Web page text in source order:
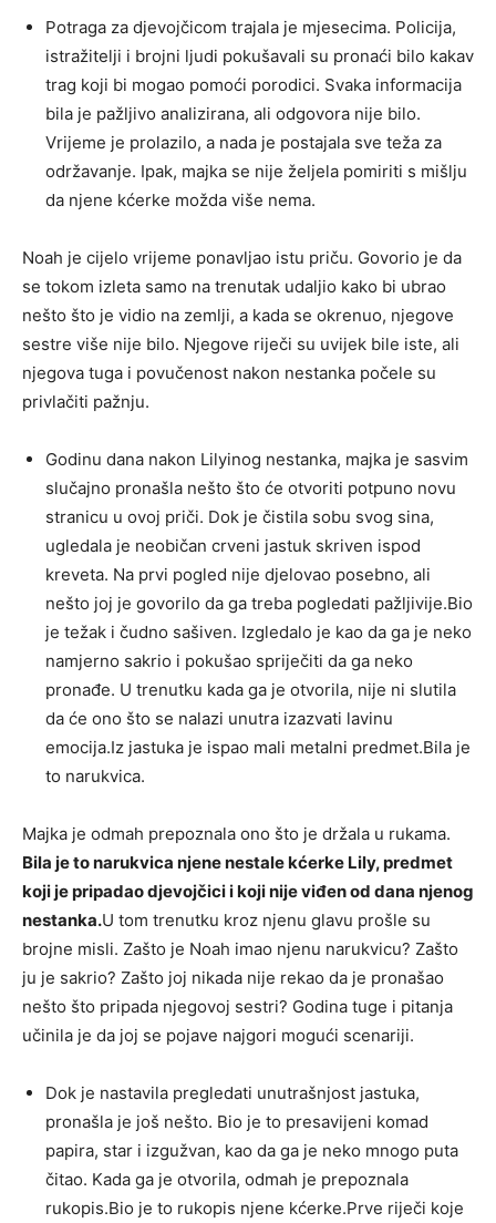
Potraga za djevojčicom trajala je mjesecima. Policija,
istražitelji i brojni ljudi pokušavali su pronaći bilo kakav
trag koji bi mogao pomoći porodici. Svaka informacija
bila je pažljivo analizirana, ali odgovora nije bilo.
Vrijeme je prolazilo, a nada je postajala sve teža za
održavanje. Ipak, majka se nije željela pomiriti s mišlju
da njene kćerke možda više nema.
Noah je cijelo vrijeme ponavljao istu priču. Govorio je da
se tokom izleta samo na trenutak udaljio kako bi ubrao
nešto što je vidio na zemlji, a kada se okrenuo, njegove
sestre više nije bilo. Njegove riječi su uvijek bile iste, ali
njegova tuga i povučenost nakon nestanka počele su
privlačiti pažnju.
Godinu dana nakon Lilyinog nestanka, majka je sasvim
slučajno pronašla nešto što će otvoriti potpuno novu
stranicu u ovoj priči. Dok je čistila sobu svog sina,
ugledala je neobičan crveni jastuk skriven ispod
kreveta. Na prvi pogled nije djelovao posebno, ali
nešto joj je govorilo da ga treba pogledati pažljivije.Bio
je težak i čudno sašiven. Izgledalo je kao da ga je neko
namjerno sakrio i pokušao spriječiti da ga neko
pronađe. U trenutku kada ga je otvorila, nije ni slutila
da će ono što se nalazi unutra izazvati lavinu
emocija.Iz jastuka je ispao mali metalni predmet.Bila je
to narukvica.
Majka je odmah prepoznala ono što je držala u rukama.
Bila je to narukvica njene nestale kćerke Lily, predmet
koji je pripadao djevojčici i koji nije viđen od dana njenog
nestanka.U tom trenutku kroz njenu glavu prošle su
brojne misli. Zašto je Noah imao njenu narukvicu? Zašto
ju je sakrio? Zašto joj nikada nije rekao da je pronašao
nešto što pripada njegovoj sestri? Godina tuge i pitanja
učinila je da joj se pojave najgori mogući scenariji.
Dok je nastavila pregledati unutrašnjost jastuka,
pronašla je još nešto. Bio je to presavijeni komad
papira, star i izgužvan, kao da ga je neko mnogo puta
čitao. Kada ga je otvorila, odmah je prepoznala
rukopis.Bio je to rukopis njene kćerke.Prve riječi koje